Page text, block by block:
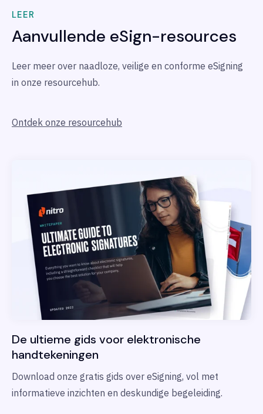
LEER
Aanvullende eSign-resources
Leer meer over naadloze, veilige en conforme eSigning
in onze resourcehub.
Ontdek onze resourcehub
De ultieme gids voor elektronische
handtekeningen
Download onze gratis gids over eSigning, vol met
informatieve inzichten en deskundige begeleiding.